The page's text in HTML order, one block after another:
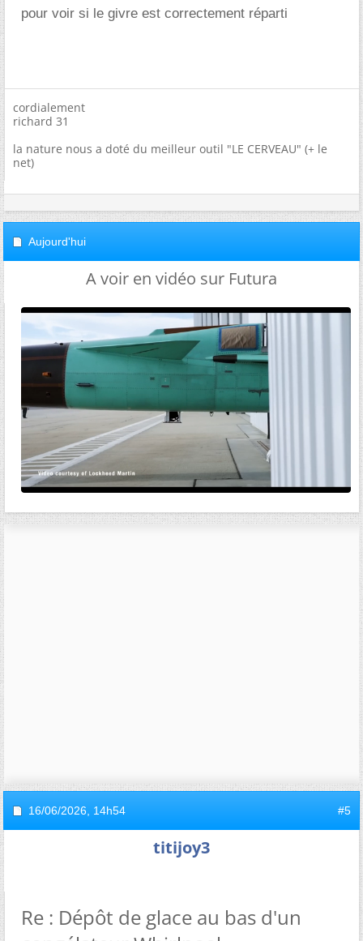
pour voir si le givre est correctement réparti
cordialement
richard 31
la nature nous a doté du meilleur outil "LE CERVEAU" (+ le
net)
Aujourd'hui
A voir en vidéo sur Futura
16/06/2026, 14h54 #5
titijoy3
Re : Dépôt de glace au bas d'un